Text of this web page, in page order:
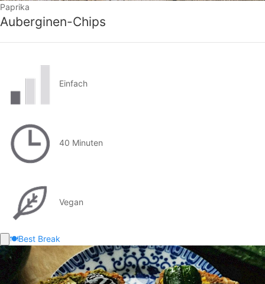
Paprika
Auberginen-Chips
Einfach
40 Minuten
Vegan
🍽️Best Break